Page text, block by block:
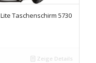
Taschenschirm 5730
Zeige Details